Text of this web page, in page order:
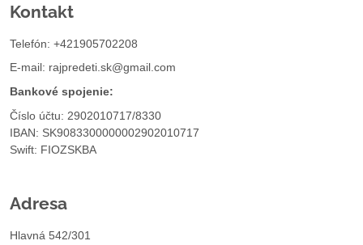
Kontakt
Telefón: +421905702208
E-mail: rajpredeti.sk@gmail.com
Bankové spojenie:
Číslo účtu: 2902010717/8330
IBAN: SK9083300000002902010717
Swift: FIOZSKBA
Adresa
Hlavná 542/301